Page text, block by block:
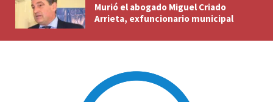
Murió el abogado Miguel Criado
Arrieta, exfuncionario municipal